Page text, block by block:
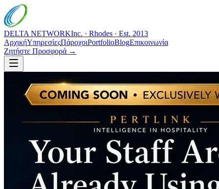
DELTA NETWORKInc. · Rhodes · Est. 2013
ΑρχικήΥπηρεσίεςΠάροχοιPortfolioBlogΕπικοινωνία
Ζητήστε Προσφορά →